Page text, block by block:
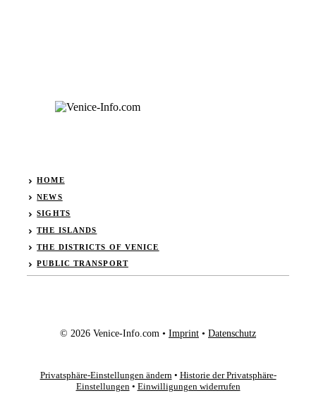
HOME
NEWS
SIGHTS
THE ISLANDS
THE DISTRICTS OF VENICE
PUBLIC TRANSPORT
© 2026 Venice-Info.com • Imprint • Datenschutz
Privatsphäre-Einstellungen ändern • Historie der Privatsphäre-
Einstellungen • Einwilligungen widerrufen